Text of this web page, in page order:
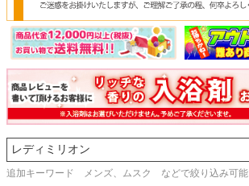
追加キーワード メンズ、ムスク などで絞り込み可能